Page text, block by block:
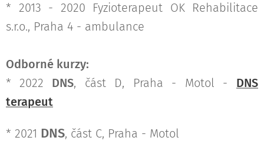
* 2013 - 2020 Fyzioterapeut OK Rehabilitace
s.r.o., Praha 4 - ambulance
Odborné kurzy:
*
2022 DNS, část D, Praha - Motol - DNS
terapeut
* 2021 DNS, část C, Praha - Motol